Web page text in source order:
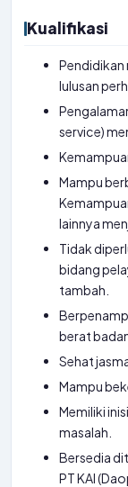
Kualifikasi
Pendidikan
lulusan
service)
Mampu
lainnya
Tidak
bidang
tambah.
berat
Sehat
Mampu
Memiliki
masalah.
Bersedia
PT KAI